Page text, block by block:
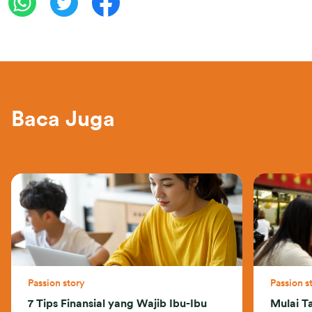
Baca Juga
Passion story
7 Tips Finansial yang Wajib Ibu-Ibu
Passion
Mulai